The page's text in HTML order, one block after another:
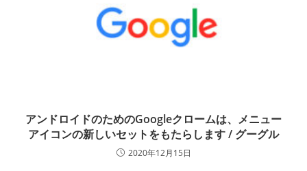
アンドロイドのためのGoogleクロームは、メニュー
アイコンの新しいセットをもたらします / グーグル
2020年12月15日